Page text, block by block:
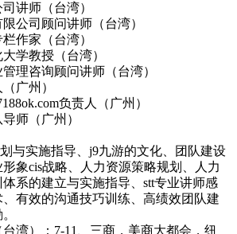
讲师（台湾）
公司顾问讲师（台湾）
作家（台湾）
学教授（台湾）
理咨询顾问讲师（台湾）
广州）
负责人（广州）
师（广州）
与实施指导、j9九游的文化、团队建设
象cis战略、人力资源策略规划、人力
系的建立与实施指导、stt专业讲师感
有效的沟通技巧训练、高绩效团队建
台湾）：7-11、三商，美商大都会，纽